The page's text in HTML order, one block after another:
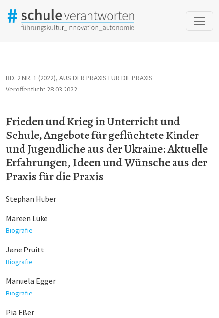
BD. 2 NR. 1 (2022), AUS DER PRAXIS FÜR DIE PRAXIS
Frieden und Krieg in Unterricht und
Schule, Angebote für geflüchtete Kinder
und Jugendliche aus der Ukraine: Aktuelle
Erfahrungen, Ideen und Wünsche aus der
Praxis für die Praxis
Veröffentlicht 28.03.2022
Stephan Huber
Mareen Lüke
Biografie
Jane Pruitt
Biografie
Manuela Egger
Biografie
Pia Eßer